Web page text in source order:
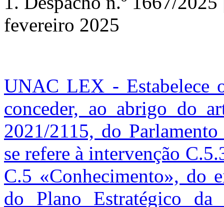
fevereiro 2025
UNAC LEX - Estabelece
conceder, ao abrigo do
2021/2115, do
se refere à intervenção
C.5 «Conhecimento», do
do Plano Estratégico